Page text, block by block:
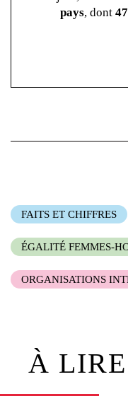
pays, dont 47
FAITS ET CHIFFRES
ÉGALITÉ FEMMES-
ORGANISATIONS
À